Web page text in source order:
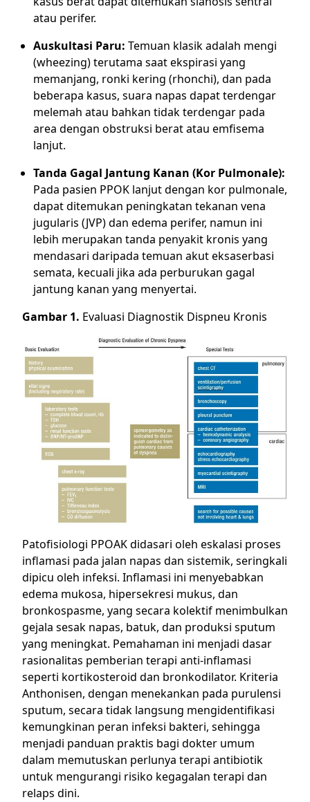
atau perifer.
Auskultasi Paru: Temuan klasik adalah mengi
(wheezing) terutama saat ekspirasi yang
memanjang, ronki kering (rhonchi), dan pada
beberapa kasus, suara napas dapat terdengar
melemah atau bahkan tidak terdengar pada
area dengan obstruksi berat atau emfisema
lanjut.
Tanda Gagal Jantung Kanan (Kor Pulmonale):
Pada pasien PPOK lanjut dengan kor pulmonale,
dapat ditemukan peningkatan tekanan vena
jugularis (JVP) dan edema perifer, namun ini
lebih merupakan tanda penyakit kronis yang
mendasari daripada temuan akut eksaserbasi
semata, kecuali jika ada perburukan gagal
jantung kanan yang menyertai.
Gambar 1. Evaluasi Diagnostik Dispneu Kronis
Patofisiologi PPOAK didasari oleh eskalasi proses
inflamasi pada jalan napas dan sistemik, seringkali
dipicu oleh infeksi. Inflamasi ini menyebabkan
edema mukosa, hipersekresi mukus, dan
bronkospasme, yang secara kolektif menimbulkan
gejala sesak napas, batuk, dan produksi sputum
yang meningkat. Pemahaman ini menjadi dasar
rasionalitas pemberian terapi anti-inflamasi
seperti kortikosteroid dan bronkodilator. Kriteria
Anthonisen, dengan menekankan pada purulensi
sputum, secara tidak langsung mengidentifikasi
kemungkinan peran infeksi bakteri, sehingga
menjadi panduan praktis bagi dokter umum
dalam memutuskan perlunya terapi antibiotik
untuk mengurangi risiko kegagalan terapi dan
relaps dini.